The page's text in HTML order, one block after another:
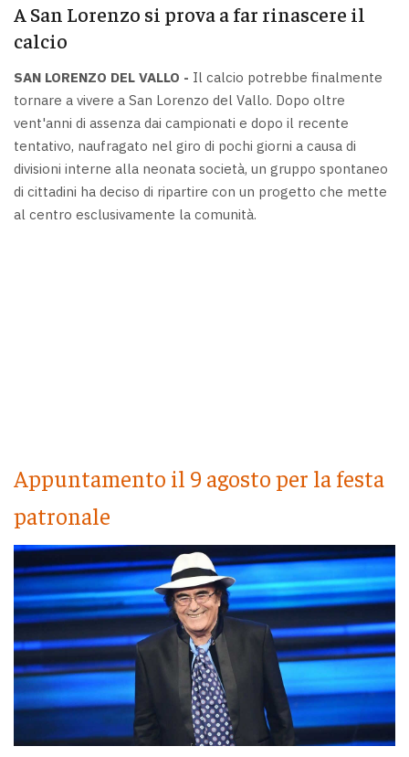
A San Lorenzo si prova a far rinascere il
calcio
SAN LORENZO DEL VALLO - Il calcio potrebbe finalmente
tornare a vivere a San Lorenzo del Vallo. Dopo oltre
vent'anni di assenza dai campionati e dopo il recente
tentativo, naufragato nel giro di pochi giorni a causa di
divisioni interne alla neonata società, un gruppo spontaneo
di cittadini ha deciso di ripartire con un progetto che mette
al centro esclusivamente la comunità.
Appuntamento il 9 agosto per la festa
patronale